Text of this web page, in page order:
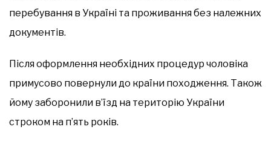
перебування в Україні та проживання без належних
документів.
Після оформлення необхідних процедур чоловіка
примусово повернули до країни походження. Також
йому заборонили в’їзд на територію України
строком на п’ять років.